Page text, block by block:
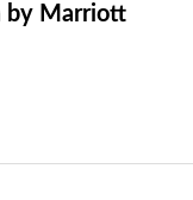
by Marriott